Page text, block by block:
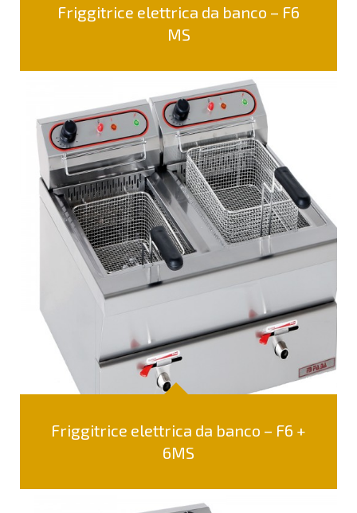
Friggitrice elettrica da banco – F6
MS
Friggitrice elettrica da banco – F6 +
6MS